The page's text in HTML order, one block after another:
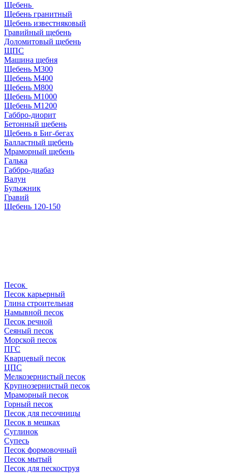
Щебень
Щебень гранитный
Щебень известняковый
Гравийный щебень
Доломитовый щебень
ЩПС
Машина щебня
Щебень М300
Щебень М400
Щебень М800
Щебень М1000
Щебень М1200
Габбро-диорит
Бетонный щебень
Щебень в Биг-бегах
Балластный щебень
Мраморный щебень
Галька
Габбро-диабаз
Валун
Булыжник
Гравий
Щебень 120-150
Песок
Песок карьерный
Глина строительная
Намывной песок
Песок речной
Сеяный песок
Морской песок
ПГС
Кварцевый песок
ЦПС
Мелкозернистый песок
Крупнозернистый песок
Мраморный песок
Горный песок
Песок для песочницы
Песок в мешках
Суглинок
Супесь
Песок формовочный
Песок мытый
Песок для пескоструя